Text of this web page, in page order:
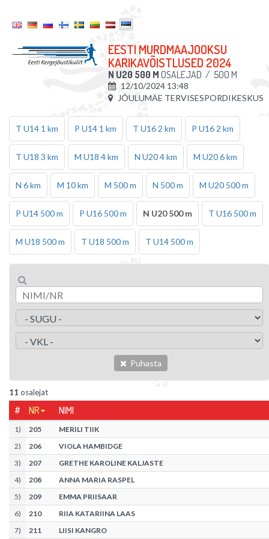
EESTI MURDMAAJOOKSU
KARIKAVÕISTLUSED 2024
N U20 500 M OSALEJAD / 500 M
12/10/2024 13:48
JÕULUMÄE TERVISESPORDIKESKUS
T U14 1 km P U14 1 km T U16 2 km P U16 2 km
T U18 3 km M U18 4 km N U20 4 km M U20 6 km
N 6 km M 10 km M 500 m N 500 m M U20 500 m
P U14 500 m P U16 500 m N U20 500 m T U16 500 m
M U18 500 m T U18 500 m T U14 500 m
Puhasta
11 osalejat
# NR NIMI
1) 205
MERILI TIIK
2) 206
VIOLA HAMBIDGE
3) 207
GRETHE KAROLINE KALJASTE
4) 208
ANNA MARIA RASPEL
5) 209
EMMA PRIISAAR
6) 210
RIIA KATARIINA LAAS
7) 211 LIISI KANGRO